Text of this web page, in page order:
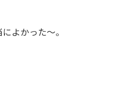
よかった～。